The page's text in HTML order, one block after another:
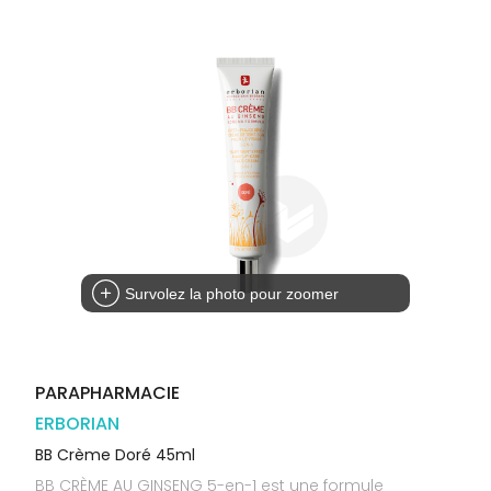
Survolez la photo pour zoomer
PARAPHARMACIE
ERBORIAN
BB Crème Doré 45ml
BB CRÈME AU GINSENG 5-en-1 est une formule